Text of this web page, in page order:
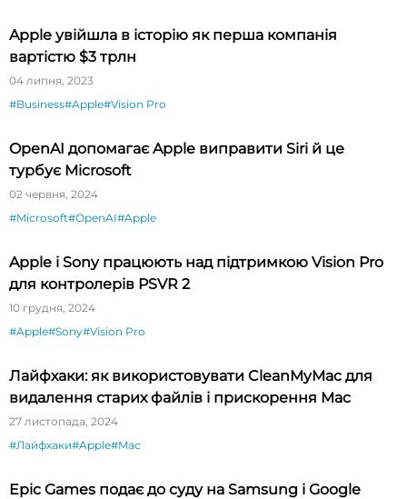
Apple увійшла в історію як перша компанія
вартістю $3 трлн
04 липня, 2023
#Business#Apple#Vision Pro
OpenAI допомагає Apple виправити Siri й це
турбує Microsoft
02 червня, 2024
#Microsoft#OpenAI#Apple
Apple і Sony працюють над підтримкою Vision Pro
для контролерів PSVR 2
10 грудня, 2024
#Apple#Sony#Vision Pro
Лайфхаки: як використовувати CleanMyMac для
видалення старих файлів і прискорення Mac
27 листопада, 2024
#Лайфхаки#Apple#Mac
Epic Games подає до суду на Samsung і Google